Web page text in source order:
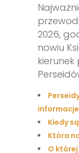
2026,
nowiu
informacje
Kiedy
Która
O